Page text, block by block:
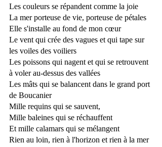
Les couleurs se répandent comme la joie
La mer porteuse de vie, porteuse de pétales
Elle s'installe au fond de mon cœur
Le vent qui crée des vagues et qui tape sur
les voiles des voiliers
Les poissons qui nagent et qui se retrouvent
à voler au-dessus des vallées
Les mâts qui se balancent dans le grand port
de Boucanier
Mille requins qui se sauvent,
Mille baleines qui se réchauffent
Et mille calamars qui se mélangent
Rien au loin, rien à l'horizon et rien à la mer